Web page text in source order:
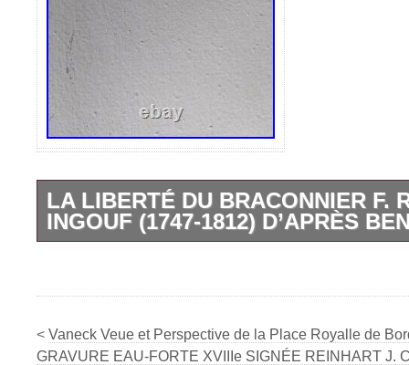
LA LIBERTÉ DU BRACONNIER F.
INGOUF (1747-1812) D’APRÈS
conservation avec signes normaux
jaunissements aux marges et un petit
photo détaillées.
< Vaneck Veue et Perspective de la Place Royalle de
GRAVURE EAU-FORTE XVIIIe SIGNÉE REINHART J.